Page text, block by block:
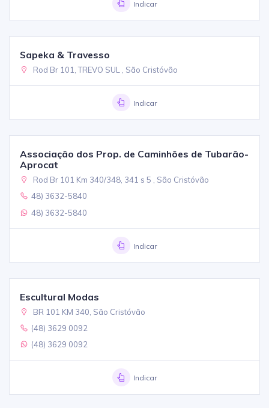
Indicar
Sapeka & Travesso
Rod Br 101, TREVO SUL , São Cristóvão
Indicar
Associação dos Prop. de Caminhões de Tubarão-
Aprocat
Rod Br 101 Km 340/348, 341 s 5 , São Cristóvão
48) 3632-5840
48) 3632-5840
Indicar
Escultural Modas
BR 101 KM 340, São Cristóvão
(48) 3629 0092
(48) 3629 0092
Indicar